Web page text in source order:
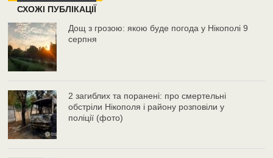
СХОЖІ ПУБЛІКАЦІЇ
Дощ з грозою: якою буде погода у Нікополі 9
серпня
2 загиблих та поранені: про смертельні
обстріли Нікополя і району розповіли у
поліції (фото)